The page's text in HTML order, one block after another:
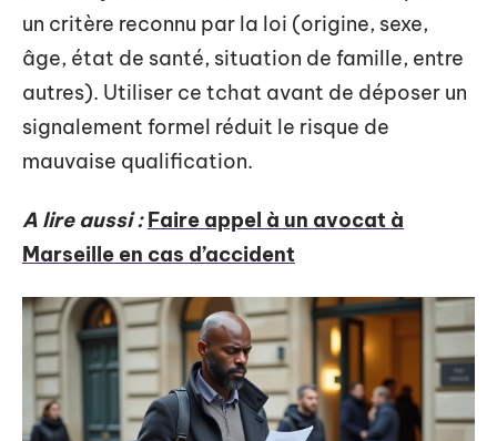
un critère reconnu par la loi (origine, sexe,
âge, état de santé, situation de famille, entre
autres). Utiliser ce tchat avant de déposer un
signalement formel réduit le risque de
mauvaise qualification.
A lire aussi : Faire appel à un avocat à
Marseille en cas d’accident